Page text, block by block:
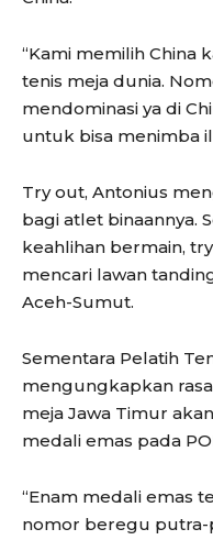
“Kami memilih China
tenis meja dunia.
mendominasi ya di
untuk bisa menimba
Try out, Antonius
bagi atlet binaannya.
keahlihan bermain,
mencari lawan
Aceh-Sumut.
Sementara Pelatih
mengungkapkan
meja Jawa Timur
medali emas pada
“Enam medali emas
nomor beregu